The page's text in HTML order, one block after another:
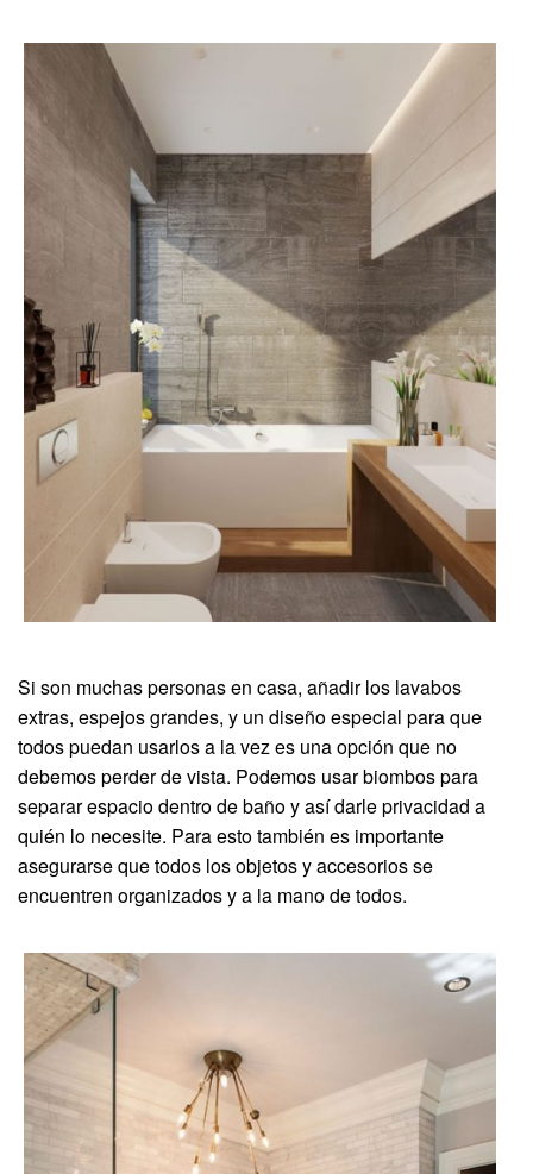
Si son muchas personas en casa, añadir los lavabos
extras, espejos grandes, y un diseño especial para que
todos puedan usarlos a la vez es una opción que no
debemos perder de vista. Podemos usar biombos para
separar espacio dentro de baño y así darle privacidad a
quién lo necesite. Para esto también es importante
asegurarse que todos los objetos y accesorios se
encuentren organizados y a la mano de todos.